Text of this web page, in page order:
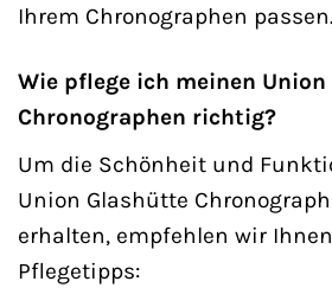
Ihrem Chronographen passen.
Wie pflege ich meinen
Chronographen richtig?
Um die Schönheit und
Union Glashütte
erhalten, empfehlen wir
Pflegetipps: